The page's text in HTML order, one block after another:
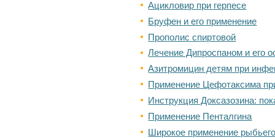
Ацикловир при герпесе
Бруфен и его применение
Прополис спиртовой
Лечение Дипроспаном и его
Азитромицин детям при
Применение Цефотаксима
Инструкция Доксазозина:
Применение Пенталгина
Широкое применение